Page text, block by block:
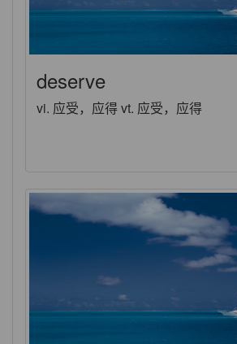
deserve
vi. 应受，应得 vt. 应受，应得